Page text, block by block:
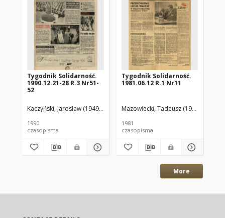
Tygodnik Solidarność.
1990.12.21-28 R.3 Nr51-
52
Kaczyński, Jarosław (1949-) Red.
1990
czasopisma
Tygodnik Solidarność.
1981.06.12 R.1 Nr11
Mazowiecki, Tadeusz (1927-2013)
1981
czasopisma
More